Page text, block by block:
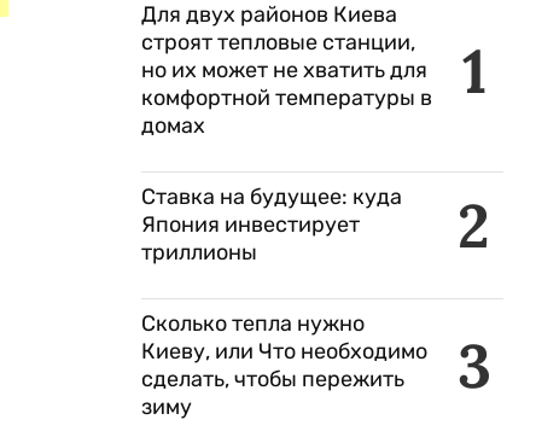
1
Для двух районов Киева
строят тепловые станции,
но их может не хватить для
комфортной температуры в
домах
2
Ставка на будущее: куда
Япония инвестирует
триллионы
3
Сколько тепла нужно
Киеву, или Что необходимо
сделать, чтобы пережить
зиму